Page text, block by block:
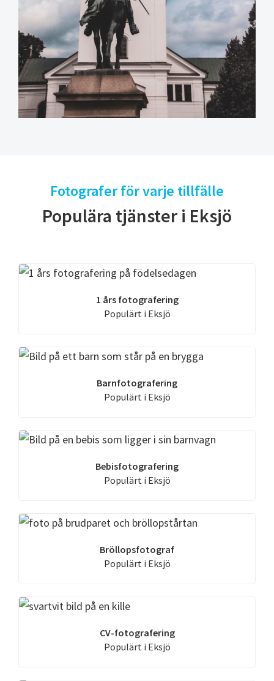
Fotografer för varje tillfälle
Populära tjänster i Eksjö
1 års fotografering
Populärt i Eksjö
Barnfotografering
Populärt i Eksjö
Bebisfotografering
Populärt i Eksjö
Bröllopsfotograf
Populärt i Eksjö
CV-fotografering
Populärt i Eksjö